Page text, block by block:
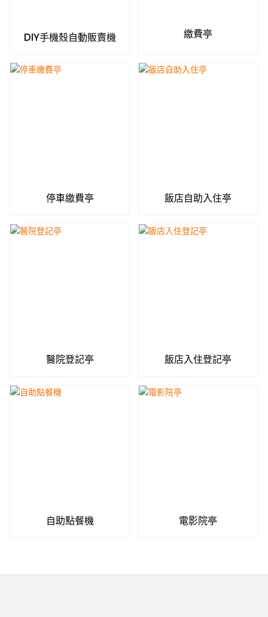
DIY手機殼自動販賣機 繳費亭
停車繳費亭 飯店自助入住亭
醫院登記亭 飯店入住登記亭
自助點餐機 電影院亭